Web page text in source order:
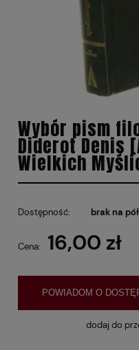
Wybór pism
Diderot Denis
Wielkich
Dostępność: brak na
Cena: 16,00 zł
POWIADOM O
dodaj do